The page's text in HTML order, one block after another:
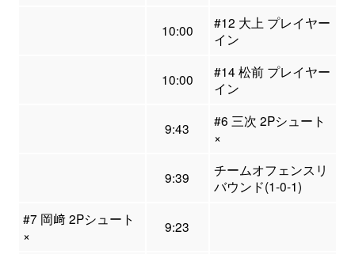
10:00
#12 大上 プレイヤー
イン
10:00
#14 松前 プレイヤー
イン
9:43
#6 三次 2Pシュート
×
9:39
チームオフェンスリ
バウンド(1-0-1)
#7 岡﨑 2Pシュート
×
9:23